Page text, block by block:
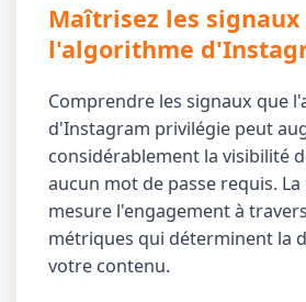
Maîtrisez les signaux
l'algorithme
Comprendre les signaux que
d'Instagram privilégie peut
considérablement la visibilité
aucun mot de passe requis.
mesure l'engagement à
métriques qui déterminent la
votre contenu.